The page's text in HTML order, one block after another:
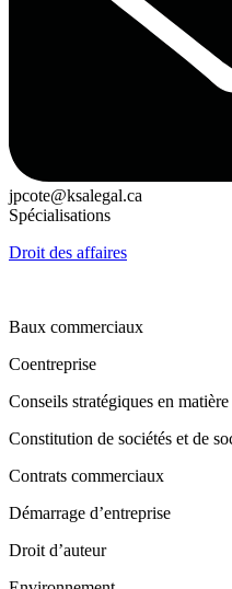
jpcote@ksalegal.ca
Spécialisations
Droit des affaires
Baux commerciaux
Coentreprise
Conseils stratégiques en
Constitution de sociétés et de
Contrats commerciaux
Démarrage d’entreprise
Droit d’auteur